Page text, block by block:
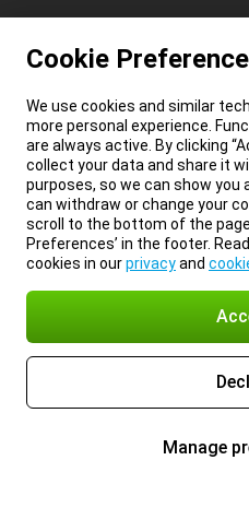
Cookie
We use cookies and similar
more personal experience.
are always active. By clicking
collect your data and share it
purposes, so we can show
can withdraw or change your
scroll to the bottom of the page
Preferences’ in the footer.
cookies in ourprivacyand
Manage